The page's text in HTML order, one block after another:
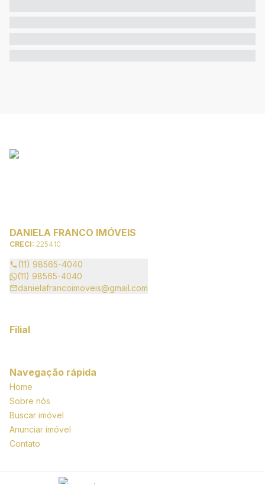
DANIELA FRANCO IMÓVEIS
CRECI: 225410
(11) 98565-4040
(11) 98565-4040
danielafrancoimoveis@gmail.com
Filial
Navegação rápida
Home
Sobre nós
Buscar imóvel
Anunciar imóvel
Contato